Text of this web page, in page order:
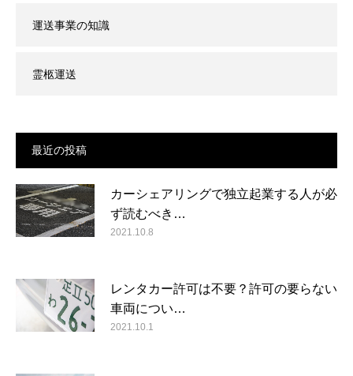
運送事業の知識
霊柩運送
最近の投稿
カーシェアリングで独立起業する人が必
ず読むべき…
2021.10.8
レンタカー許可は不要？許可の要らない
車両につい…
2021.10.1